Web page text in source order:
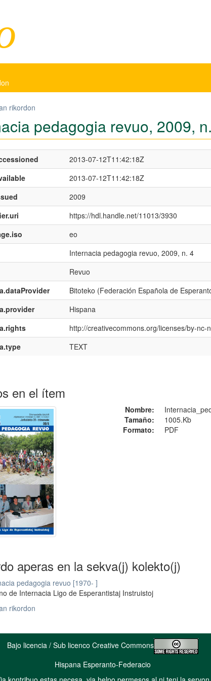
rikordon
pedagogia revuo, 2009,
2013-07-12T11:42:18Z
2013-07-12T11:42:18Z
2009
https://hdl.handle.net/11013/3930
eo
Internacia pedagogia revuo, 2009, n. 4
Revuo
Bitoteko (Federación Española de
Hispana
http://creativecommons.org/licenses/by-nc-
TEXT
en el ítem
Nombre:
Tamaño:
1005.Kb
Formato:
PDF
aperas en la sekva(j) kolekto(j)
pedagogia revuo [1970- ]
de Internacia Ligo de Esperantistaj Instruistoj
rikordon
Bajo licencia / Sub licenco Creative Commons
Hispana Esperanto-Federacio